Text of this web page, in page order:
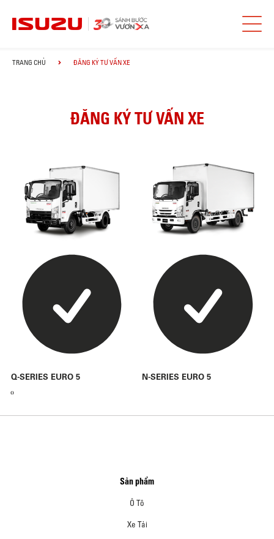
TRANG CHỦ ĐĂNG KÝ TƯ VẤN XE
ĐĂNG KÝ TƯ VẤN XE
Q-SERIES EURO 5 N-SERIES EURO 5
‹›
Sản phẩm
Ô Tô
Xe Tải